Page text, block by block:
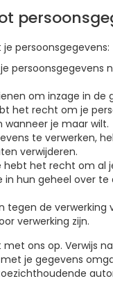
persoonsgegevens:
persoonsgegevens
om inzage in de
het recht om je
wanneer je maar wilt.
te verwerken,
verwijderen.
het recht om al
in hun geheel over
tegen de verwerking
verwerking zijn.
ons op. Verwijs
je gegevens